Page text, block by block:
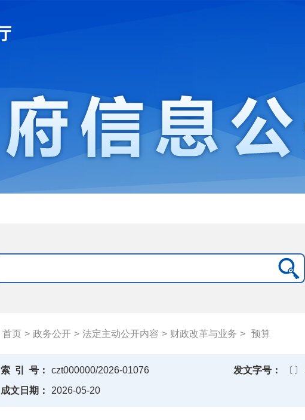
首页 > 政务公开 > 法定主动公开内容 > 财政改革与业务 > 预算
索 引 号： czt000000/2026-01076 发文字号：
〔
成文日期：
2026-05-20